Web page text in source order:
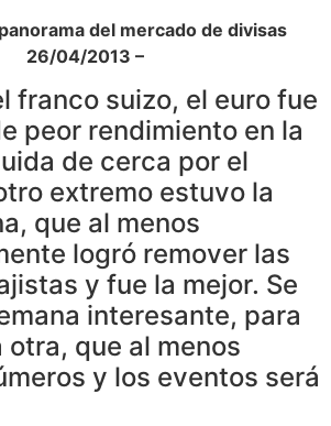
del mercado de divisas
26/04/2013 –
franco suizo, el euro fue
peor rendimiento en la
de cerca por el
extremo estuvo la
que al menos
logró remover las
y fue la mejor. Se
interesante, para
otra, que al menos
y los eventos será